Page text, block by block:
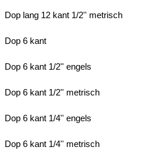
Dop lang 12 kant 1/2'' metrisch
Dop 6 kant
Dop 6 kant 1/2'' engels
Dop 6 kant 1/2'' metrisch
Dop 6 kant 1/4'' engels
Dop 6 kant 1/4'' metrisch